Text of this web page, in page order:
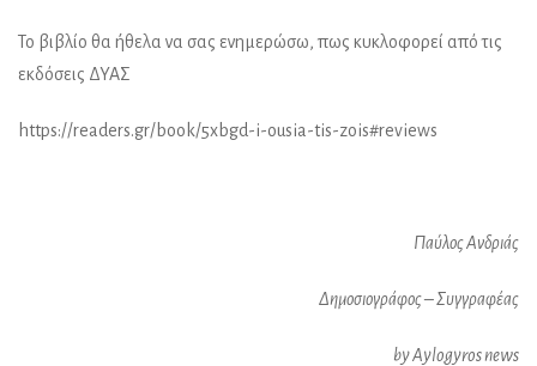
Το βιβλίο θα ήθελα να σας ενημερώσω, πως κυκλοφορεί από τις
εκδόσεις ΔΥΑΣ
https://readers.gr/book/5xbgd-i-ousia-tis-zois#reviews
Παύλος Ανδριάς
Δημοσιογράφος – Συγγραφέας
by Aylogyros news